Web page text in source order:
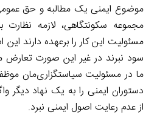
موضوع ایمنی یک مطالبه و حق
مجموعه سکونتگاهی، لازمه نظارت
مسئولیت این کار را برعهده دارند
سود نبرند در غیر این صورت تعارض
ما در مسئولیت سیاستگزاری‌مان
دستوران ایمنی را به یک نهاد
از عدم رعایت اصول ایمنی نبرد.